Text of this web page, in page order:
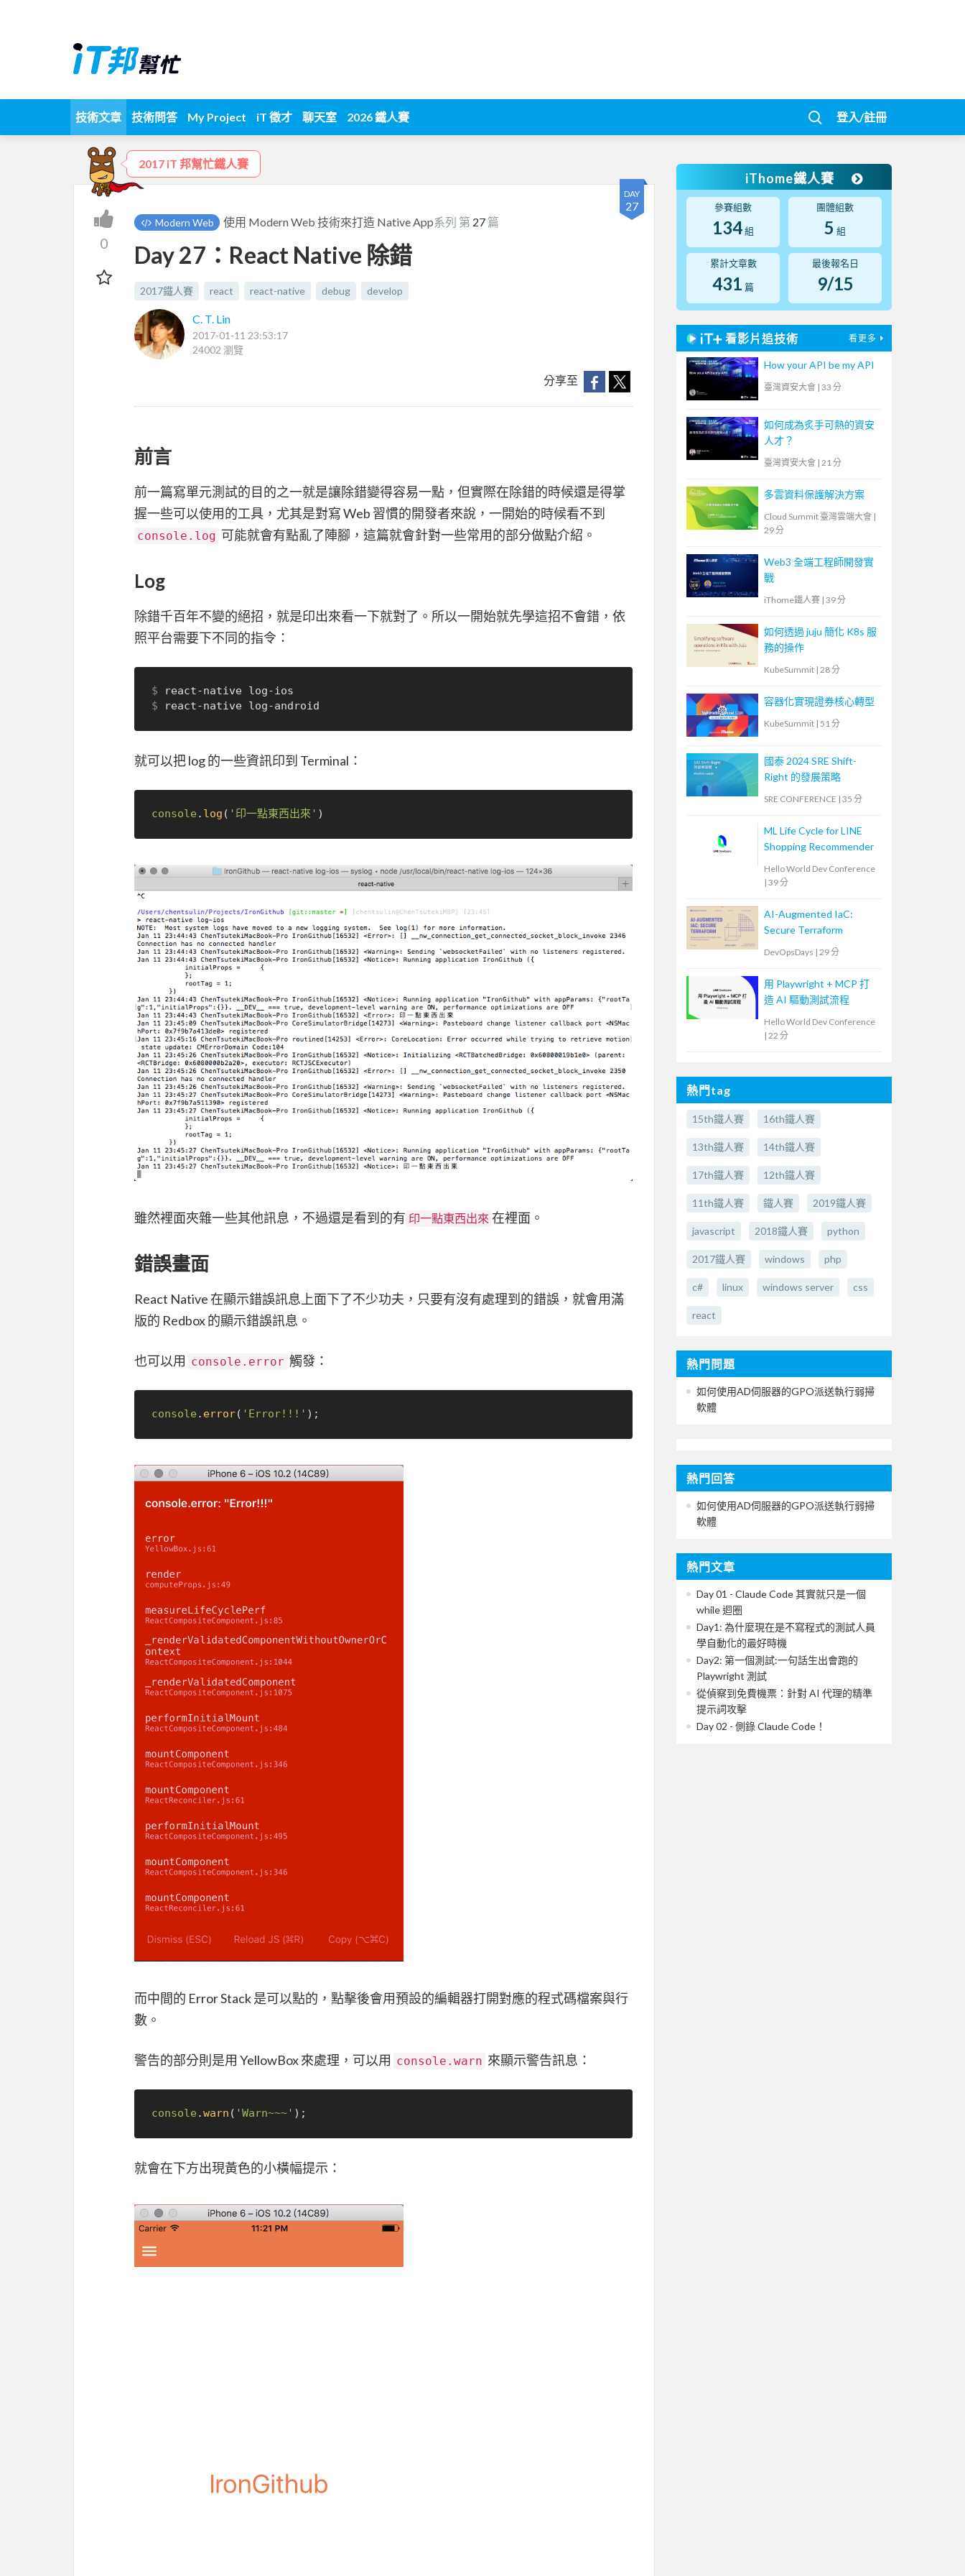
技術文章 技術問答 My Project iT 徵才 聊天室 2026 鐵人賽 登入/註冊
2017 iT 邦幫忙鐵人賽
DAY
27
0
Modern Web 使用 Modern Web 技術來打造 Native App系列 第 27 篇
Day 27：React Native 除錯
2017鐵人賽 react react-native debug develop
C. T. Lin
2017-01-11 23:53:17
24002 瀏覽
分享至
前言
前一篇寫單元測試的目的之一就是讓除錯變得容易一點，但實際在除錯的時候還是得掌
握一些可以使用的工具，尤其是對寫 Web 習慣的開發者來說，一開始的時候看不到
console.log 可能就會有點亂了陣腳，這篇就會針對一些常用的部分做點介紹。
Log
除錯千百年不變的絕招，就是印出來看一下就對了。所以一開始就先學這招不會錯，依
照平台需要下不同的指令：
$
react-native log-ios
$
react-native log-android
就可以把 log 的一些資訊印到 Terminal：
console . log ( '印一點東西出來'
雖然裡面夾雜一些其他訊息，不過還是看到的有 印一點東西出來 在裡面。
錯誤畫面
React Native 在顯示錯誤訊息上面下了不少功夫，只要有沒有處理到的錯誤，就會用滿
版的 Redbox 的顯示錯誤訊息。
也可以用 console.error 觸發：
console . error( 'Error!!!'
而中間的 Error Stack 是可以點的，點擊後會用預設的編輯器打開對應的程式碼檔案與行
數。
警告的部分則是用 YellowBox 來處理，可以用 console.warn 來顯示警告訊息：
console .warn ( 'Warn~~~'
就會在下方出現黃色的小橫幅提示：
iThome鐵人賽
參賽組數
134組
團體組數
5 組
累計文章數
431 篇
最後報名日
9/15
看影片追技術 看更多
How your API be my API
臺灣資安大會 | 33 分
如何成為炙手可熱的資安
人才？
臺灣資安大會 | 21 分
多雲資料保護解決方案
Cloud Summit 臺灣雲端大會 |
29 分
Web3 全端工程師開發實
戰
iThome鐵人賽 | 39 分
如何透過 juju 簡化 K8s 服
務的操作
KubeSummit | 28 分
容器化實現證券核心轉型
KubeSummit | 51 分
國泰 2024 SRE Shift-
Right 的發展策略
SRE CONFERENCE | 35 分
ML Life Cycle for LINE
Shopping Recommender
Hello World Dev Conference
| 39 分
AI-Augmented IaC:
Secure Terraform
DevOpsDays | 29 分
用 Playwright + MCP 打
造 AI 驅動測試流程
Hello World Dev Conference
| 22 分
熱門tag
15th鐵人賽 16th鐵人賽
13th鐵人賽 14th鐵人賽
17th鐵人賽 12th鐵人賽
11th鐵人賽 鐵人賽 2019鐵人賽
javascript 2018鐵人賽 python
2017鐵人賽 windows php
c# linux windows server css
react
熱門問題
如何使用AD伺服器的GPO派送執行弱掃
軟體
熱門回答
如何使用AD伺服器的GPO派送執行弱掃
軟體
熱門文章
Day 01 - Claude Code 其實就只是一個
while 迴圈
Day1: 為什麼現在是不寫程式的測試人員
學自動化的最好時機
Day2: 第一個測試:一句話生出會跑的
Playwright 測試
從偵察到免費機票：針對 AI 代理的精準
提示詞攻擊
Day 02 - 側錄 Claude Code！